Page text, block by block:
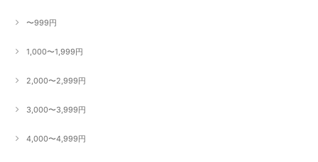
〜999円
1,000〜1,999円
2,000〜2,999円
3,000〜3,999円
4,000〜4,999円